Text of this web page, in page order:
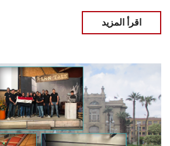
اقرأ المزيد